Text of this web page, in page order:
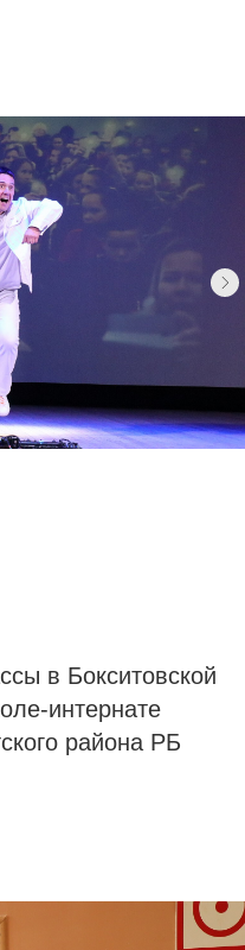
в Бокситовской
интернате
района РБ